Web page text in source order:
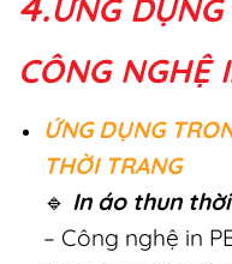
ỨNG
CÔNG NGHỆ
ỨNG DỤNG
THỜI TRANG
🔹 In áo thun
– Công nghệ in